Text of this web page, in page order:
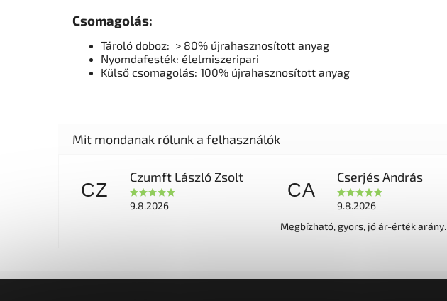
Csomagolás:
Tároló doboz: > 80% újrahasznosított anyag
Nyomdafesték: élelmiszeripari
Külső csomagolás: 100% újrahasznosított anyag
CZ
Czumft László Zsolt
9.8.2026
CA
Cserjés András
9.8.2026
Megbízható, gyors, jó ár-érték arány.